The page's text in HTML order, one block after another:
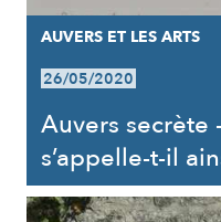
AUVERS ET LES ARTS
26/05/2020
Auvers secrète
s’appelle-t-il